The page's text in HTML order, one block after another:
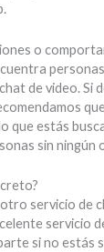
o
de video. Si
que estás
sin ningún
servicio de
servicio
si no estás